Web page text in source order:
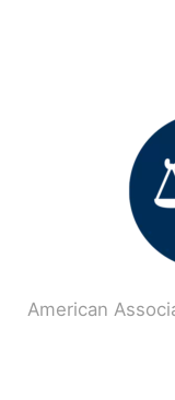
American